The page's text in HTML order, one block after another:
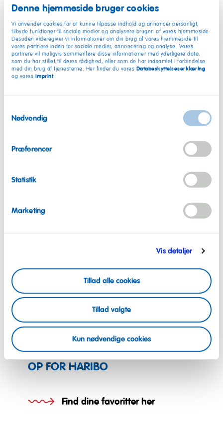
Denne hjemmeside bruger cookies
Vi anvender cookies for at kunne tilpasse indhold og annoncer personligt,
tilbyde funktioner til sociale medier og analysere brugen af vores hjemmeside.
Desuden videregiver vi informationer om din brug af vores hjemmeside til
vores partnere inden for sociale medier, annoncering og analyse. Vores
partnere vil muligvis sammenføre disse informationer med yderligere data,
som du har stillet til deres rådighed, eller som de har indsamlet i forbindelse
med din brug af tjenesterne. Her finder du vores Databeskyttelseserklæring
og vores Imprint.
Nødvendig
Præferencer
Statistik
Marketing
Vis detaljer
Tillad alle cookies
Tillad valgte
Kun nødvendige cookies
for dig, så tjek de muligheder, der findes i HARIBO's farverige
verden.
LUK OP FOR NOGET GODT, LUK
OP FOR HARIBO
Find dine favoritter her